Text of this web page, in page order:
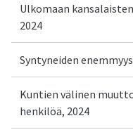
Ulkomaan
2024
Syntyneiden
Kuntien välinen
henkilöä, 2024